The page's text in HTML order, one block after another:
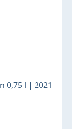
0,75 l | 2021